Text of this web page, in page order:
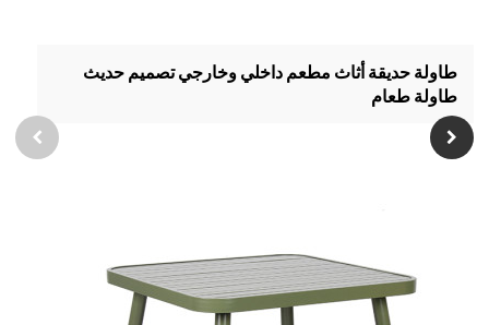
طاولة حديقة أثاث مطعم داخلي وخارجي تصميم حديث
طاولة طعام